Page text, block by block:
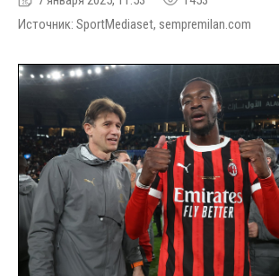
Источник: SportMediaset, sempremilan.com